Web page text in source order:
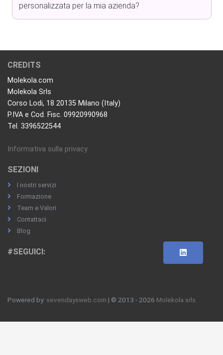
personalizzata per la mia azienda?
CREDITS
Molekola.com
Molekola Srls
Corso Lodi, 18 20135 Milano (Italy)
P.IVA e Cod. Fisc. 09920990968
Tel. 3396522544
Informativa sulla privacy
SEZIONI
I nostri servizi
Formazione
Team e Valori
Contattaci
Blog
#SEGUICI:
Powered by: sevendaysweb.com | © 2013 - 2026 Molekola srls